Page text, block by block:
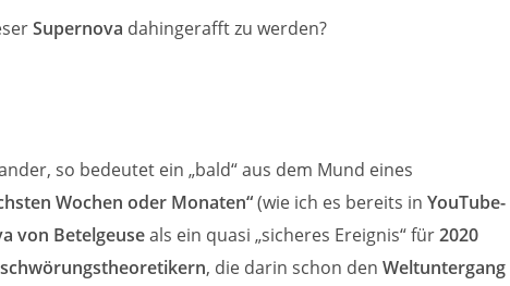
Supernova dahingerafft zu werden?
so bedeutet ein „bald“ aus dem Mund eines
Wochen oder Monaten“(wie ich es bereits in YouTube-
von Betelgeuseals ein quasi „sicheres Ereignis“ für2020
, die darin schon den Weltuntergang